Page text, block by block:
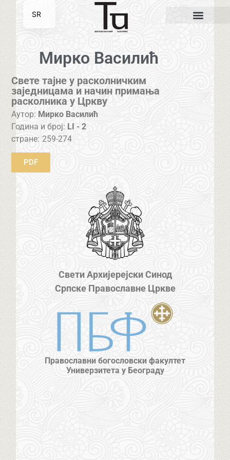
Мирко Василић
Свете тајне у расколничким
заједницама и начин примања
расколника у Цркву
Аутор: Мирко Василић
Година и број: LI - 2
стране: 259-274
PDF
Свети Архијерејски Синод
Српске Православне Цркве
Православни богословски факултет
Универзитета у Београду
SR
EN